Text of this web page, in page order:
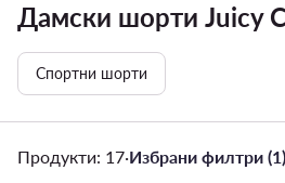
Дамски шорти Juicy
Спортни шорти
Продукти: 17·Избрани филтри (1)